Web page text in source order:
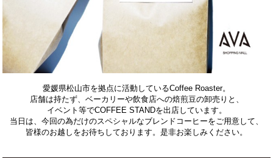
愛媛県松山市を拠点に活動しているCoffee Roaster。
店舗は持たず、ベーカリーや飲食店への焙煎豆の卸売りと、
イベント等でCOFFEE STANDを出店しています。
当日は、今回の為だけのスペシャルなブレンドコーヒーをご用意して、
皆様のお越しをお待ちしております。是非お楽しみください。